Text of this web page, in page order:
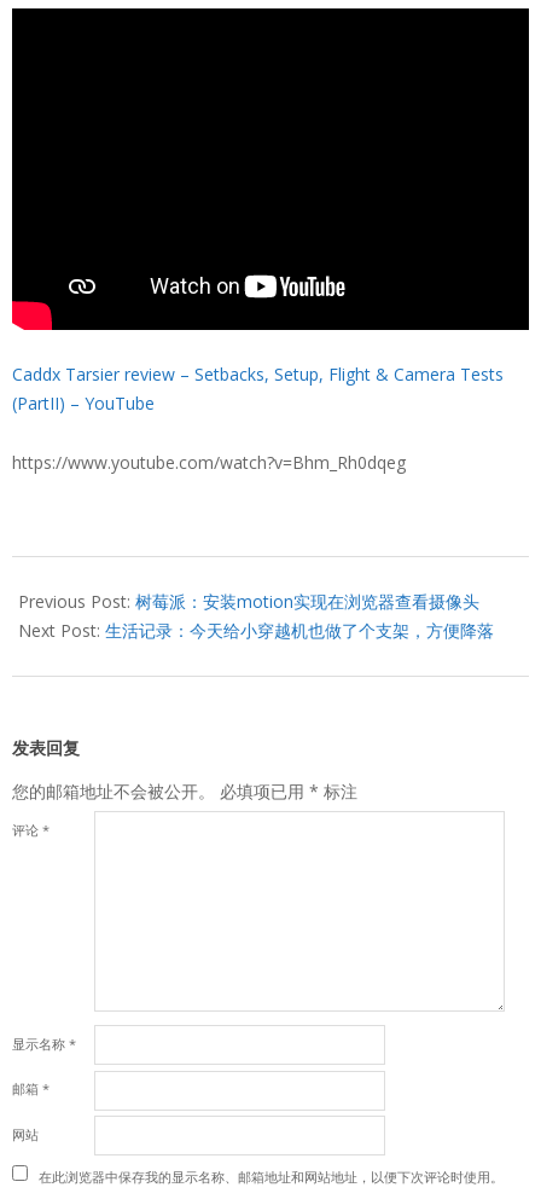
Caddx Tarsier review – Setbacks, Setup, Flight & Camera Tests
(PartII) – YouTube
https://www.youtube.com/watch?v=Bhm_Rh0dqeg
09-
27
Previous Post: 树莓派：安装motion实现在浏览器查看摄像头
Next Post: 生活记录：今天给小穿越机也做了个支架，方便降落
发表回复
您的邮箱地址不会被公开。
必填项已用 * 标注
评论 *
显示名称 *
邮箱 *
网站
在此浏览器中保存我的显示名称、邮箱地址和网站地址，以便下次评论时使用。